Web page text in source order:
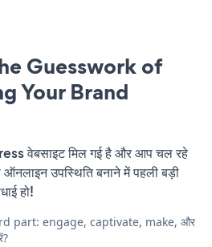
Guesswork of
Your Brand
वेबसाइट मिल गई है और आप चल रहे
उपस्थिति बनाने में पहली बड़ी
हो!
part: engage, captivate, make, और